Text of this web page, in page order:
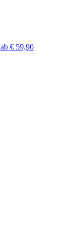
ab € 59,90